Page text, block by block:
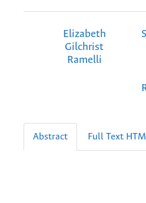
Elizabeth
Gilchrist
Ramelli
Abstract Full Text